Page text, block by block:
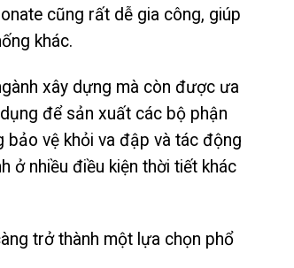
cũng rất dễ gia công, giúp
khác.
xây dựng mà còn được ưa
để sản xuất các bộ phận
bảo vệ khỏi va đập và tác động
ở nhiều điều kiện thời tiết khác
trở thành một lựa chọn phổ